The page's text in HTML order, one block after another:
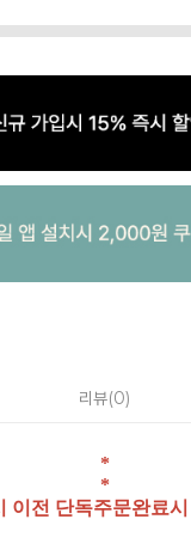
리뷰 0
*
*
이전 단독주문완료